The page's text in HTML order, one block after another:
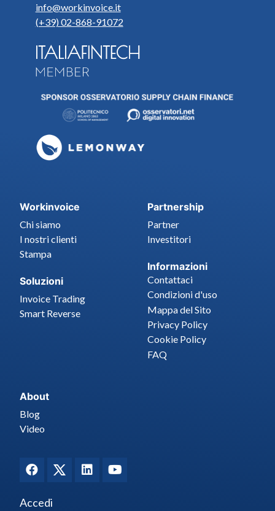
info@workinvoice.it
(+39) 02-868-91072
Workinvoice
Chi siamo
I nostri clienti
Stampa
Soluzioni
Invoice Trading
Smart Reverse
Partnership
Partner
Investitori
Informazioni
Contattaci
Condizioni d'uso
Mappa del Sito
Privacy Policy
Cookie Policy
FAQ
About
Blog
Video
Accedi